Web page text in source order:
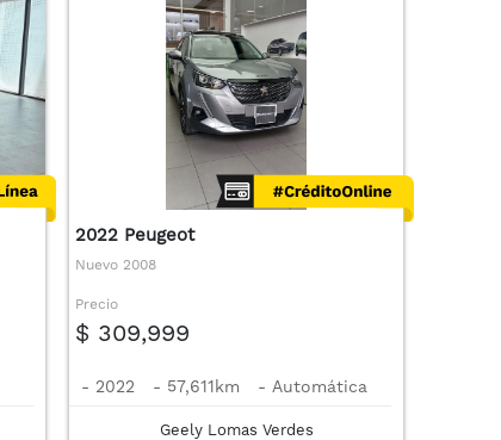
2022 Peugeot
Nuevo 2008
Precio
$ 309,999
- 2022 - 57,611km - Automática
Geely Lomas Verdes